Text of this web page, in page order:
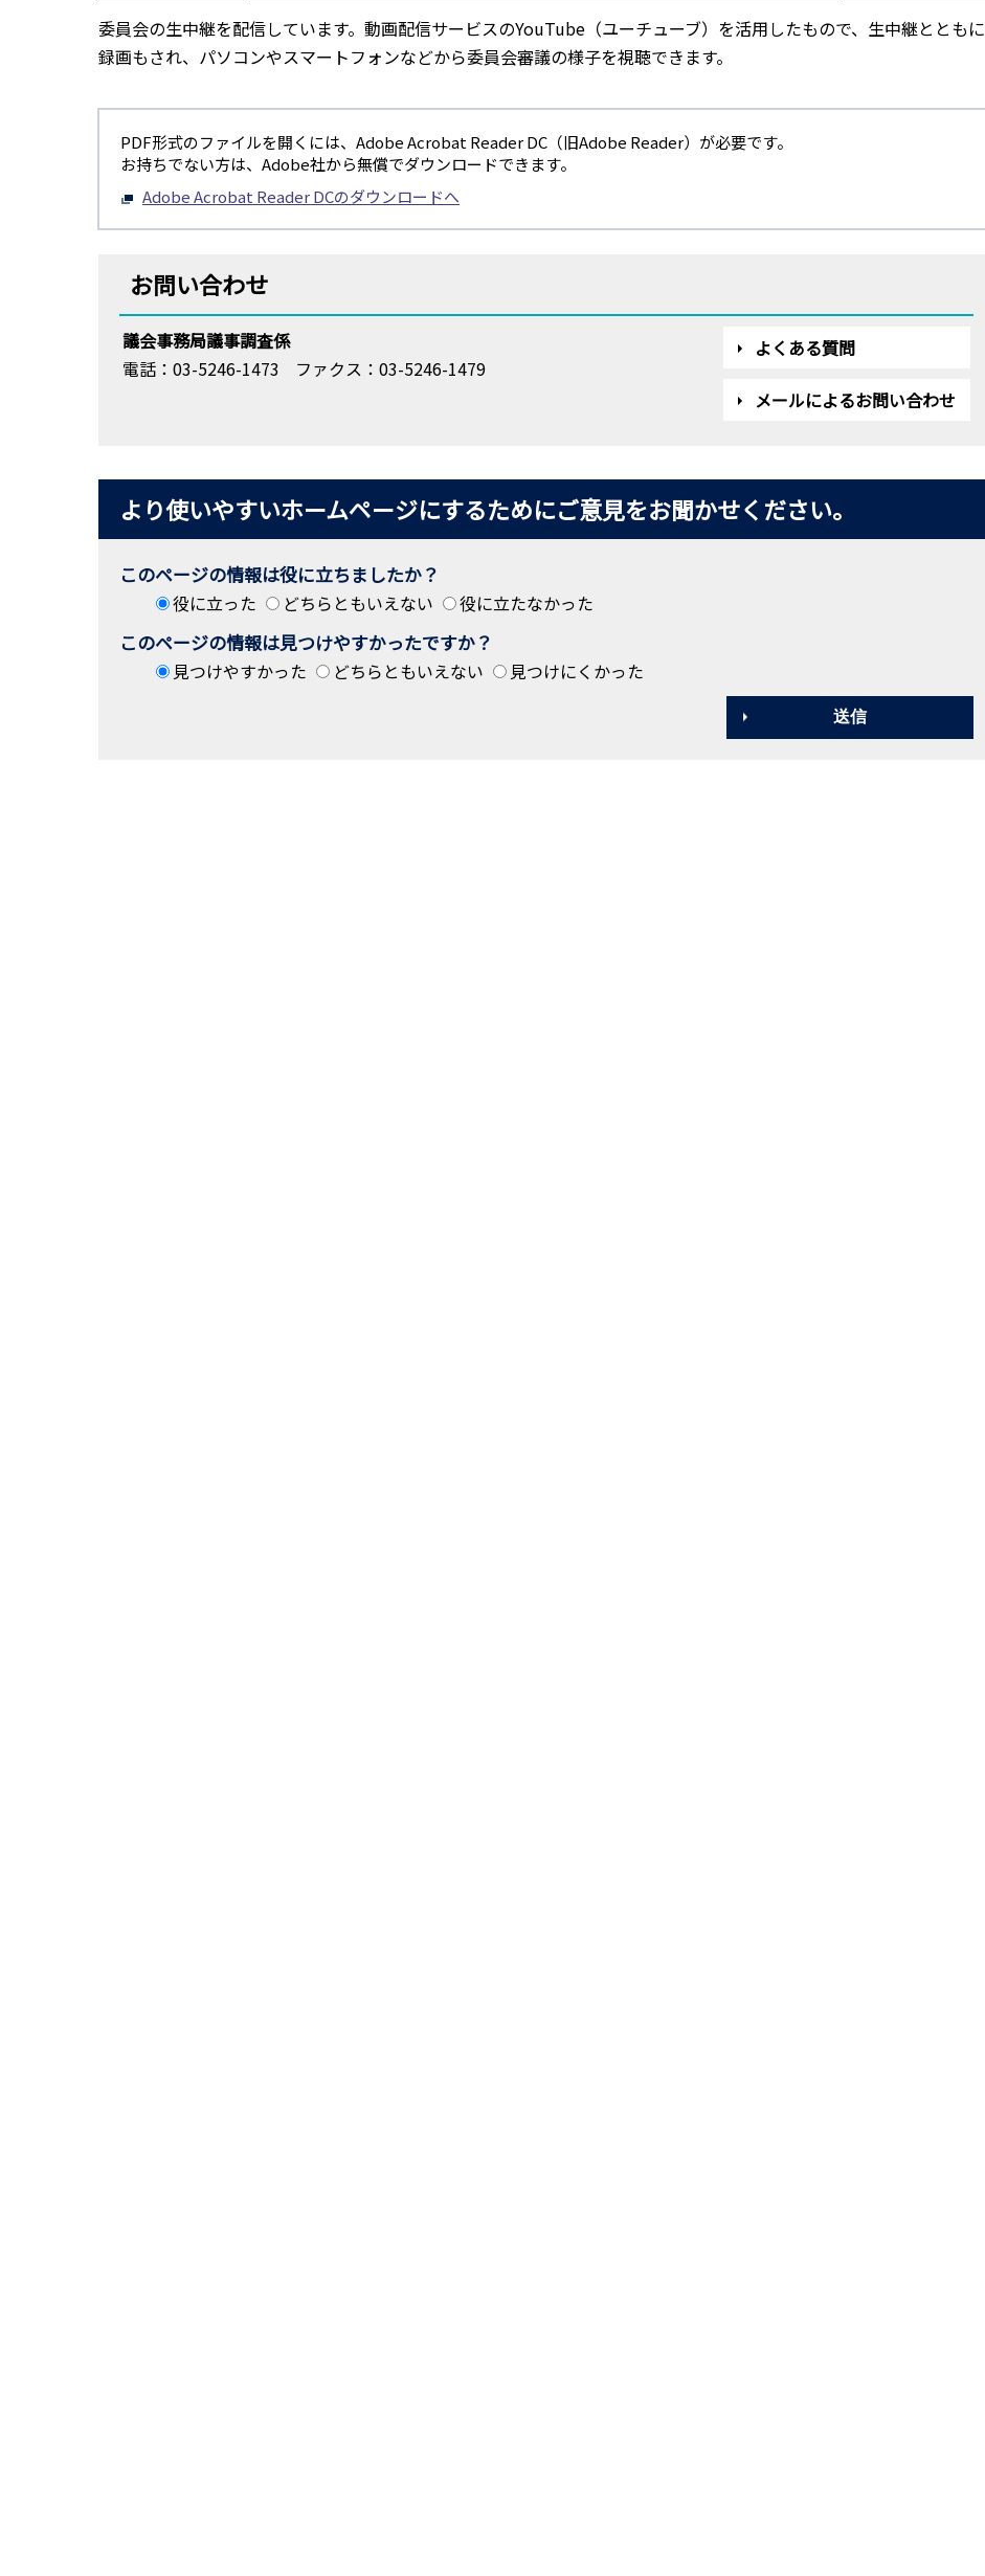
委員会の生中継を配信しています。動画配信サービスのYouTube（ユーチューブ）を活用したもので、生中継とともに
録画もされ、パソコンやスマートフォンなどから委員会審議の様子を視聴できます。
PDF形式のファイルを開くには、Adobe Acrobat Reader DC（旧Adobe Reader）が必要です。
お持ちでない方は、Adobe社から無償でダウンロードできます。
Adobe Acrobat Reader DCのダウンロードへ
お問い合わせ
議会事務局議事調査係
電話：03-5246-1473
ファクス：03-5246-1479
よくある質問
メールによるお問い合わせ
より使いやすいホームページにするためにご意見をお聞かせください。
このページの情報は役に立ちましたか？
役に立った どちらともいえない 役に立たなかった
このページの情報は見つけやすかったですか？
見つけやすかった どちらともいえない 見つけにくかった